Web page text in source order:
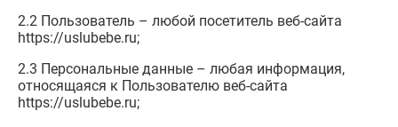
2.2 Пользователь – любой посетитель веб-сайта
https://uslubebe.ru;
2.3 Персональные данные – любая информация,
относящаяся к Пользователю веб-сайта
https://uslubebe.ru;